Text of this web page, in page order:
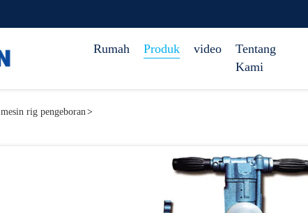
Rumah Produk video
Tentang
Kami
mesin rig pengeboran>